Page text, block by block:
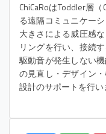
ChiCaRoはToddler層
る遠隔コミュニケー
大きさによる威圧感
リングを行い、接続
駆動音が発生しない
の見直し・デザイン
設計のサポートを行い